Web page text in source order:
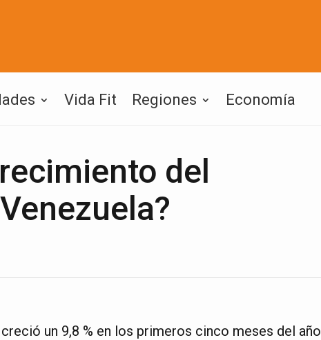
Vida Fit Regiones Economía
del
un 9,8 % en los primeros cinco meses del año